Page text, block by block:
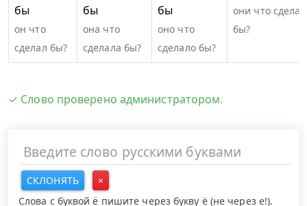
бы
он что
сделал бы?
бы
она что
сделала бы?
бы
оно что
сделало бы?
они что
бы?
✓ Слово проверено администратором.
СКЛОНЯТЬ
×
Слова с буквой ё пишите через букву ё (не через е!).